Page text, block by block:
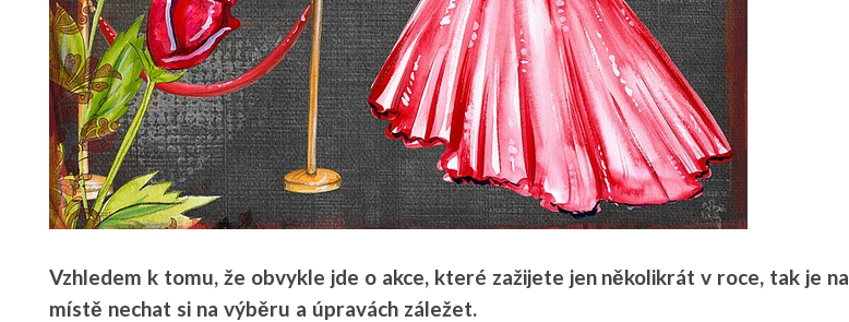
Vzhledem k tomu, že obvykle jde o akce, které zažijete jen několikrát v roce, tak je na
místě nechat si na výběru a úpravách záležet.